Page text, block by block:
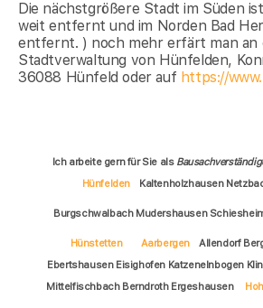
Die nächstgrößere Stadt im Süden
weit entfernt und im Norden Bad
entfernt. ) noch mehr erfärt man an
Stadtverwaltung von Hünfelden,
36088 Hünfeld oder auf https://
Ich arbeite gern für Sie als
Hünfelden
Kaltenholzhausen
Burgschwalbach Mudershausen
Hünstetten Aarbergen
Allendorf
Ebertshausen Eisighofen Katzenelnbogen
Mittelfischbach Berndroth Ergeshausen